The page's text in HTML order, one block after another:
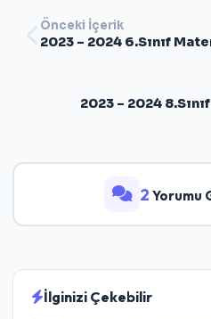
Önceki İçerik
2023 – 2024 6.Sınıf
2023 – 2024
2 Yorumu
İlginizi Çekebilir